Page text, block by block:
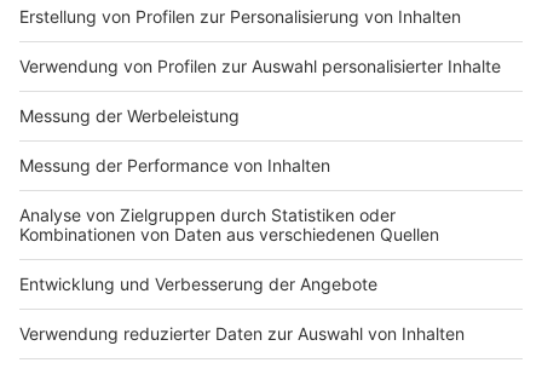
Weitere Infos und Links zum Thema
Anzeige
Hier gibt's das aktuelle Programm von unseren
Stadtstränden
Hier gibt's noch mehr Infos zum VierLinden Open-Air
Noch mehr Veranstaltungen vom Frauen-Netzwerk